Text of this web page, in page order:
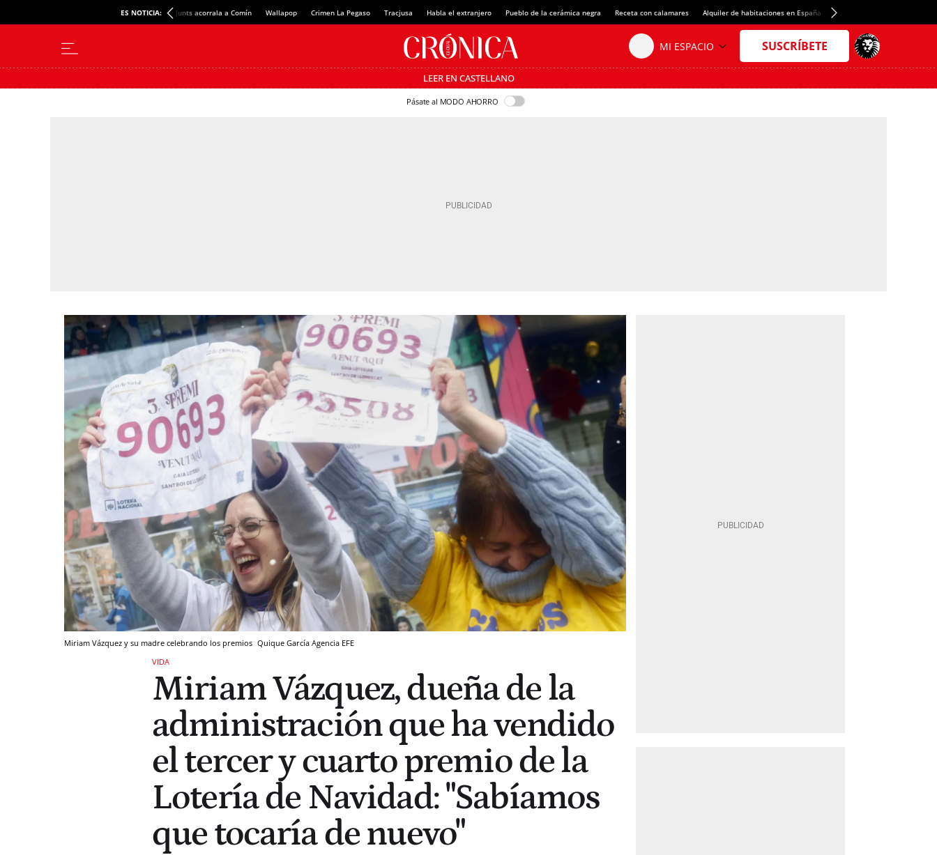
ES NOTICIA: Junts acorrala a Comín Wallapop Crimen La Pegaso Tracjusa Habla el extranjero Pueblo de la cerámica negra Receta con calamares Alquiler de habitaciones en España Crédito del Spotify Camp Nou
LEER EN CASTELLANO
Pásate al MODO AHORRO
Miriam Vázquez y su madre celebrando los premios Quique García Agencia EFE
VIDA
Miriam Vázquez, dueña de la
administración que ha vendido
el tercer y cuarto premio de la
Lotería de Navidad: "Sabíamos
que tocaría de nuevo"